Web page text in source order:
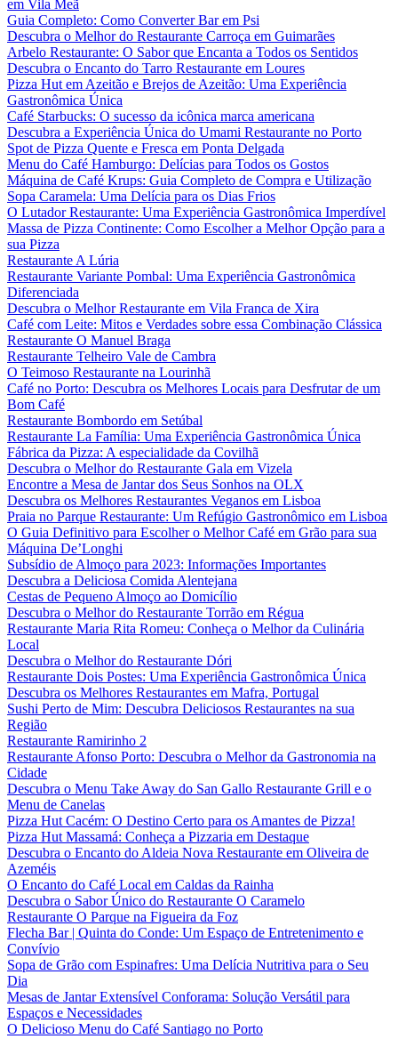
em Vila Meã
Guia Completo: Como Converter Bar em Psi
Descubra o Melhor do Restaurante Carroça em Guimarães
Arbelo Restaurante: O Sabor que Encanta a Todos os Sentidos
Descubra o Encanto do Tarro Restaurante em Loures
Pizza Hut em Azeitão e Brejos de Azeitão: Uma Experiência
Gastronômica Única
Café Starbucks: O sucesso da icônica marca americana
Descubra a Experiência Única do Umami Restaurante no Porto
Spot de Pizza Quente e Fresca em Ponta Delgada
Menu do Café Hamburgo: Delícias para Todos os Gostos
Máquina de Café Krups: Guia Completo de Compra e Utilização
Sopa Caramela: Uma Delícia para os Dias Frios
O Lutador Restaurante: Uma Experiência Gastronômica Imperdível
Massa de Pizza Continente: Como Escolher a Melhor Opção para a
sua Pizza
Restaurante A Lúria
Restaurante Variante Pombal: Uma Experiência Gastronômica
Diferenciada
Descubra o Melhor Restaurante em Vila Franca de Xira
Café com Leite: Mitos e Verdades sobre essa Combinação Clássica
Restaurante O Manuel Braga
Restaurante Telheiro Vale de Cambra
O Teimoso Restaurante na Lourinhã
Café no Porto: Descubra os Melhores Locais para Desfrutar de um
Bom Café
Restaurante Bombordo em Setúbal
Restaurante La Família: Uma Experiência Gastronômica Única
Fábrica da Pizza: A especialidade da Covilhã
Descubra o Melhor do Restaurante Gala em Vizela
Encontre a Mesa de Jantar dos Seus Sonhos na OLX
Descubra os Melhores Restaurantes Veganos em Lisboa
Praia no Parque Restaurante: Um Refúgio Gastronômico em Lisboa
O Guia Definitivo para Escolher o Melhor Café em Grão para sua
Máquina De’Longhi
Subsídio de Almoço para 2023: Informações Importantes
Descubra a Deliciosa Comida Alentejana
Cestas de Pequeno Almoço ao Domicílio
Descubra o Melhor do Restaurante Torrão em Régua
Restaurante Maria Rita Romeu: Conheça o Melhor da Culinária
Local
Descubra o Melhor do Restaurante Dóri
Restaurante Dois Postes: Uma Experiência Gastronômica Única
Descubra os Melhores Restaurantes em Mafra, Portugal
Sushi Perto de Mim: Descubra Deliciosos Restaurantes na sua
Região
Restaurante Ramirinho 2
Restaurante Afonso Porto: Descubra o Melhor da Gastronomia na
Cidade
Descubra o Menu Take Away do San Gallo Restaurante Grill e o
Menu de Canelas
Pizza Hut Cacém: O Destino Certo para os Amantes de Pizza!
Pizza Hut Massamá: Conheça a Pizzaria em Destaque
Descubra o Encanto do Aldeia Nova Restaurante em Oliveira de
Azeméis
O Encanto do Café Local em Caldas da Rainha
Descubra o Sabor Único do Restaurante O Caramelo
Restaurante O Parque na Figueira da Foz
Flecha Bar | Quinta do Conde: Um Espaço de Entretenimento e
Convívio
Sopa de Grão com Espinafres: Uma Delícia Nutritiva para o Seu
Dia
Mesas de Jantar Extensível Conforama: Solução Versátil para
Espaços e Necessidades
O Delicioso Menu do Café Santiago no Porto